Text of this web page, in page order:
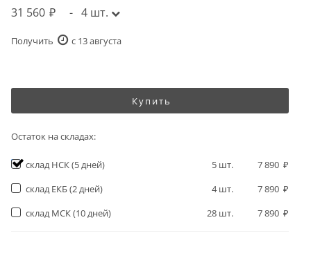
31 560 - 4 шт.
Получить c 13 августа
Купить
Остаток на складах:
склад НСК(5 дней) 5 шт.
7 890
склад ЕКБ(2 дней) 4шт.
7 890
склад МСК(10 дней) 28 шт. 7 890